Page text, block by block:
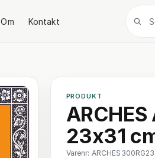
Om Kontakt
PRODUKT
23x31
Varenr: